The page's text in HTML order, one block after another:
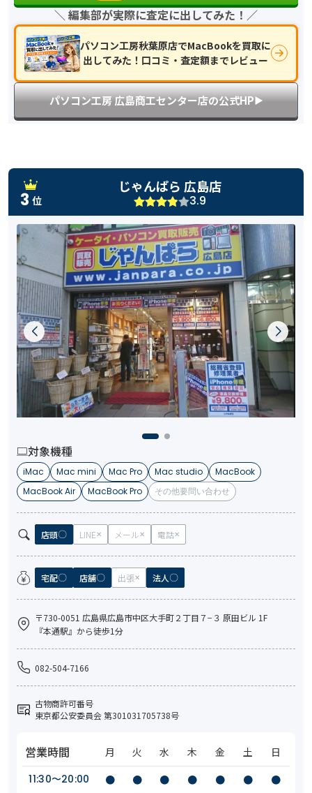
パソコン工房 広島商工センター店の公式HP▶︎
＼ 編集部が実際に査定に出してみた！／
パソコン工房秋葉原店でMacBookを買取に
出してみた！口コミ・査定額までレビュー
3 位
じゃんぱら 広島店
3.9
対象機種
iMac Mac mini Mac Pro Mac studio
MacBook
MacBook Air
MacBook Pro その他要問い合わせ
店頭 LINE メール 電話
宅配 店舗 出張 法人
〒730-0051 広島県広島市中区大手町２丁目７−３ 原田ビル 1F
『本通駅』から徒歩1分
082-504-7166
古物商許可番号
東京都公安委員会 第301031705738号
営業時間 月 火 水 木 金 土
日
11:30〜20:00
● ● ● ● ● ● ●